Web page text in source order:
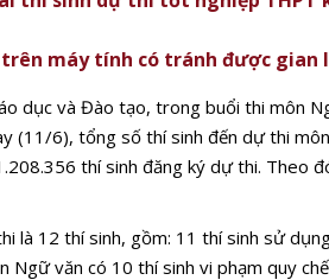
trên máy tính có tránh được gian
dục và Đào tạo, trong buổi thi môn
(11/6), tổng số thí sinh đến dự thi
thí sinh đăng ký dự thi. Theo
là 12 thí sinh, gồm: 11 thí sinh sử
Ngữ văn có 10 thí sinh vi phạm quy